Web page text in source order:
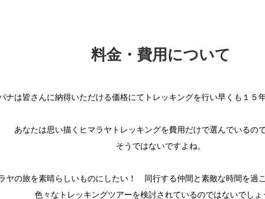
料金・費用について
ナは皆さんに納得いただける価格にてトレッキングを行い早くも１５
あなたは思い描くヒマラヤトレッキングを費用だけで選んでいるの
そうではないですよね。
ヤの旅を素晴らしいものにしたい！ 同行する仲間と素敵な時間を過
色々なトレッキングツアーを検討されているのではないでしょ